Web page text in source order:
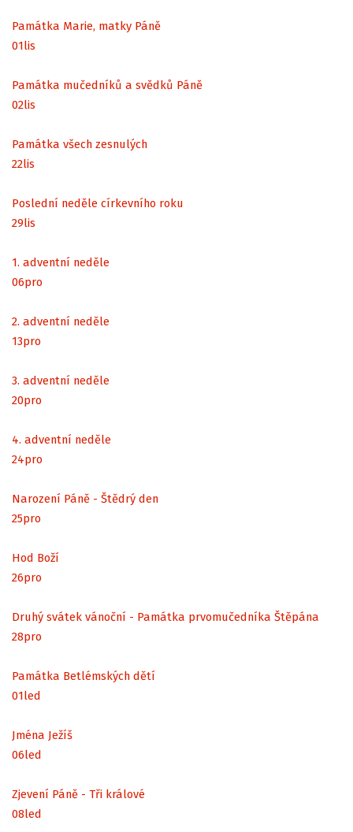
Památka Marie, matky Páně
01lis
Památka mučedníků a svědků Páně
02lis
Památka všech zesnulých
22lis
Poslední neděle církevního roku
29lis
1. adventní neděle
06pro
2. adventní neděle
13pro
3. adventní neděle
20pro
4. adventní neděle
24pro
Narození Páně - Štědrý den
25pro
Hod Boží
26pro
Druhý svátek vánoční - Památka prvomučedníka Štěpána
28pro
Památka Betlémských dětí
01led
Jména Ježíš
06led
Zjevení Páně - Tři králové
08led